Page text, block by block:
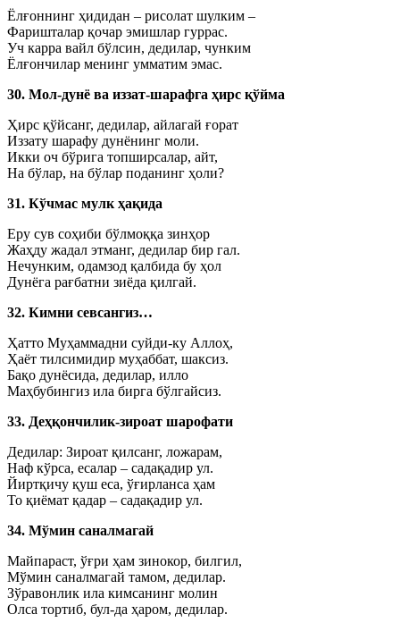
Ёлғоннинг ҳидидан – рисолат шулким –
Фаришталар қочар эмишлар гуррас.
Уч карра вайл бўлсин, дедилар, чунким
Ёлғончилар менинг умматим эмас.
30. Мол-дунё ва иззат-шарафга ҳирс қўйма
Ҳирс қўйсанг, дедилар, айлагай ғорат
Иззату шарафу дунёнинг моли.
Икки оч бўрига топширсалар, айт,
На бўлар, на бўлар поданинг ҳоли?
31. Кўчмас мулк ҳақида
Еру сув соҳиби бўлмоққа зинҳор
Жаҳду жадал этманг, дедилар бир гал.
Нечунким, одамзод қалбида бу ҳол
Дунёга рағбатни зиёда қилгай.
32. Кимни севсангиз…
Ҳатто Муҳаммадни суйди-ку Аллоҳ,
Ҳаёт тилсимидир муҳаббат, шаксиз.
Бақо дунёсида, дедилар, илло
Маҳбубингиз ила бирга бўлгайсиз.
33. Деҳқончилик-зироат шарофати
Дедилар: Зироат қилсанг, ложарам,
Наф кўрса, есалар – садақадир ул.
Йиртқичу қуш еса, ўғирланса ҳам
То қиёмат қадар – садақадир ул.
34. Мўмин саналмагай
Майпараст, ўғри ҳам зинокор, билгил,
Мўмин саналмагай тамом, дедилар.
Зўравонлик ила кимсанинг молин
Олса тортиб, бул-да ҳаром, дедилар.